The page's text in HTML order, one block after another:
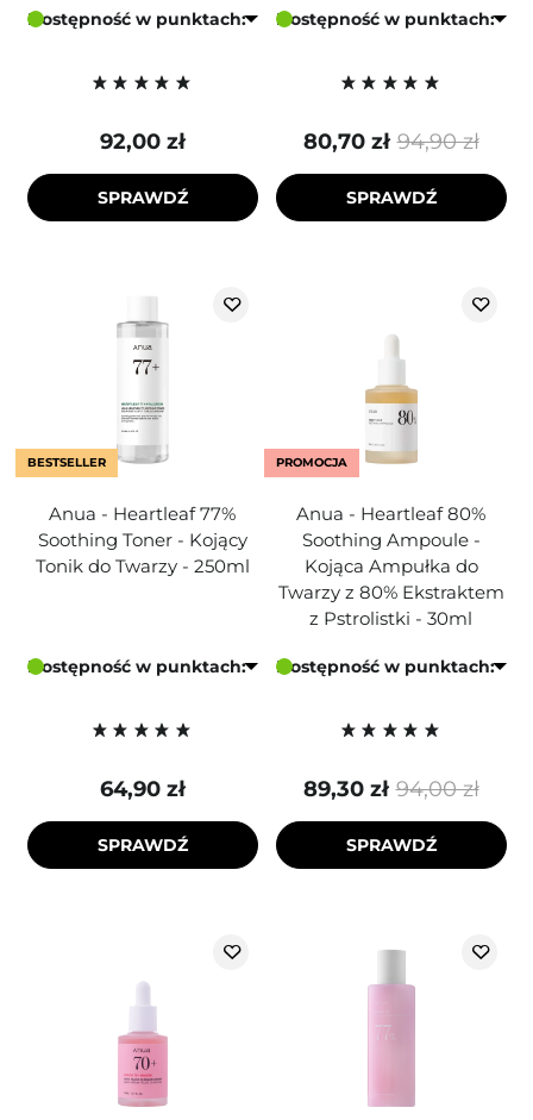
Dostępność w punktach:
92,00 zł
SPRAWDŹ
Dostępność w punktach:
94,90 zł
80,70 zł
SPRAWDŹ
BESTSELLER
Anua - Heartleaf 77%
Soothing Toner - Kojący
Tonik do Twarzy - 250ml
Dostępność w punktach:
64,90 zł
SPRAWDŹ
PROMOCJA
Anua - Heartleaf 80%
Soothing Ampoule -
Kojąca Ampułka do
Twarzy z 80% Ekstraktem
z Pstrolistki - 30ml
Dostępność w punktach:
94,00 zł
89,30 zł
SPRAWDŹ